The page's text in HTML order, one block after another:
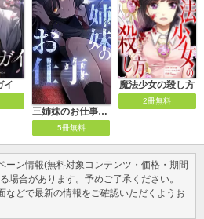
イ
三姉妹のお仕事【タテヨミ】
5冊無料
魔法少女の殺し方
2冊無料
ーン情報(無料対象コンテンツ・価格・期間
場合があります。予めご了承ください。
などで最新の情報をご確認いただくようお